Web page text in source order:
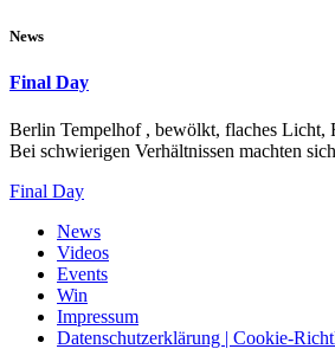
News
Final Day
Berlin Tempelhof , bewölkt, flaches Licht,
Bei schwierigen Verhältnissen machten
Final Day
News
Videos
Events
Win
Impressum
Datenschutzerklärung | Cookie-